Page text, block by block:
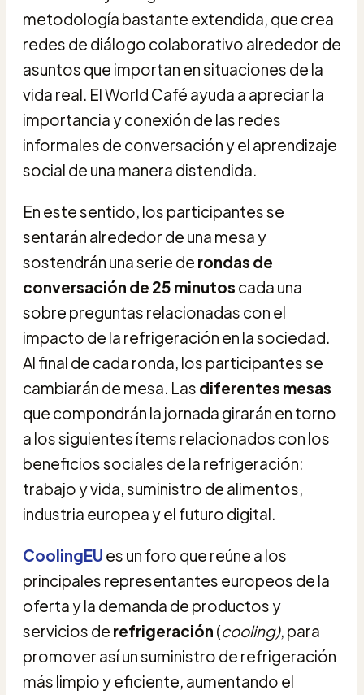
metodología bastante extendida, que crea
redes de diálogo colaborativo alrededor de
asuntos que importan en situaciones de la
vida real. El World Café ayuda a apreciar la
importancia y conexión de las redes
informales de conversación y el aprendizaje
social de una manera distendida.
En este sentido, los participantes se
sentarán alrededor de una mesa y
sostendrán una serie de rondas de
conversación de 25 minutos cada una
sobre preguntas relacionadas con el
impacto de la refrigeración en la sociedad.
Al final de cada ronda, los participantes se
cambiarán de mesa. Las diferentes mesas
que compondrán la jornada girarán en torno
a los siguientes ítems relacionados con los
beneficios sociales de la refrigeración:
trabajo y vida, suministro de alimentos,
industria europea y el futuro digital.
CoolingEU es un foro que reúne a los
principales representantes europeos de la
oferta y la demanda de productos y
servicios de refrigeración (cooling), para
promover así un suministro de refrigeración
más limpio y eficiente, aumentando el